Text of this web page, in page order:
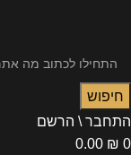
חיפוש
התחבר \ הרשם
0
0.00 ₪